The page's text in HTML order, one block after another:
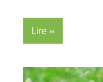
Lire